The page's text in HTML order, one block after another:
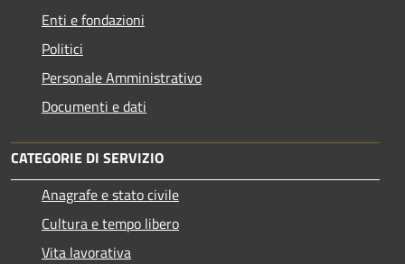
Enti e fondazioni
Politici
Personale Amministrativo
Documenti e dati
CATEGORIE DI SERVIZIO
Anagrafe e stato civile
Cultura e tempo libero
Vita lavorativa